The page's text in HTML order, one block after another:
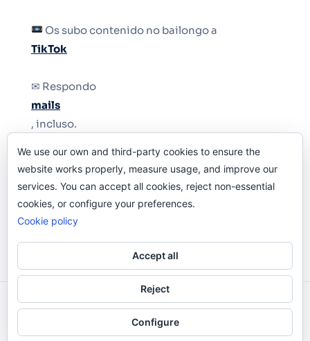
Os subo contenido no bailongo a
TikTok
✉ Respondo
mails
, incluso.
Y si una persona no puede tener teléfono, que
le quiten el teléfono.
Odi O'Malley © 2016-2025. Todos Los Derechos
Reservados.
We use our own and third-party cookies to ensure the
website works properly, measure usage, and improve our
services. You can accept all cookies, reject non-essential
cookies, or configure your preferences.
Cookie policy
Accept all
Reject
Configure